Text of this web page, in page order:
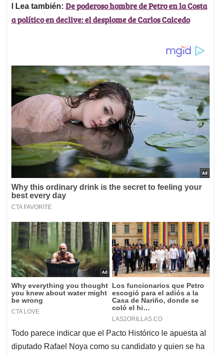
l Lea también: De poderoso hombre de Petro en la Costa
a político en declive: el desplome de Carlos Caicedo
Todo parece indicar que el Pacto Histórico le apuesta al
diputado Rafael Noya como su candidato y quien se ha